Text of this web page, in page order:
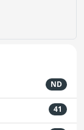
ND
41